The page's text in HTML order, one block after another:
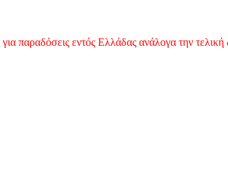
παραδόσεις εντός Ελλάδας ανάλογα την